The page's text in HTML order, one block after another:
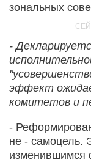
зональных
-
эффект
комитетов и
-
не - самоцель.
изменившимся